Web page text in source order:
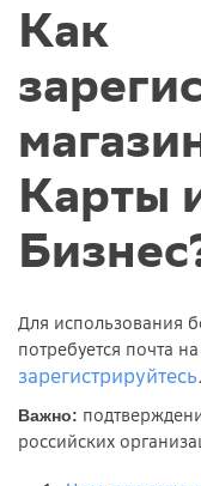
Как
Карты
Для использования
потребуется почта
зарегистрируйтесь.
Важно:
российских